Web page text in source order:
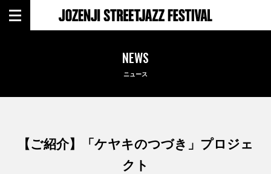
NEWS
ニュース
【ご紹介】「ケヤキのつづき」プロジェ
クト